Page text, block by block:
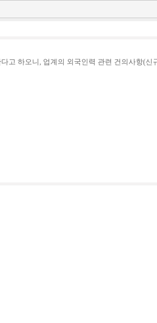
하오니, 업계의 외국인력 관련 건의사항(